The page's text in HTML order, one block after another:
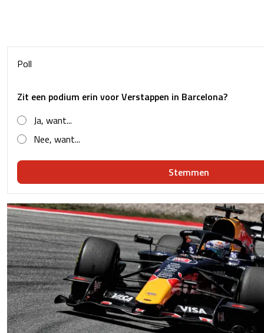
Poll
Zit een podium erin voor Verstappen in Barcelona?
Ja, want...
Nee, want...
Stemmen